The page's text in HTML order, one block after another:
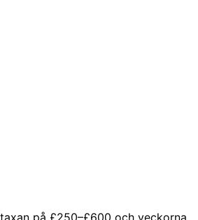
på £250–£600 och veckorna